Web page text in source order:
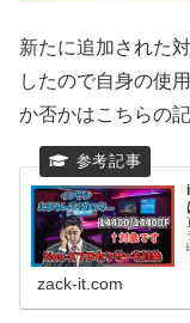
新たに追加された
したので自身の使
か否かはこちらの
zack-it.com